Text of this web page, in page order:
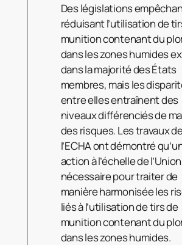
Des législations
réduisant l’utilisation de
munition contenant du
dans les zones humides
dans la majorité des États
membres, mais les
entre elles entraînent des
niveaux différenciés de
des risques. Les travaux
l’ECHA ont démontré
action à l’échelle de
nécessaire pour traiter de
manière harmonisée les
liés à l’utilisation de tirs de
munition contenant du
dans les zones humides.